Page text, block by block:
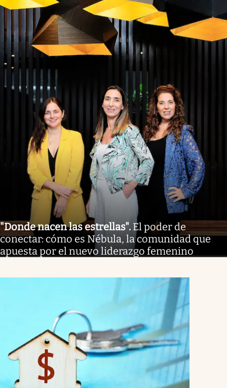
"Donde nacen las estrellas". El poder de
conectar: cómo es Nébula, la comunidad que
apuesta por el nuevo liderazgo femenino